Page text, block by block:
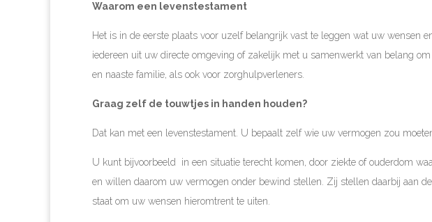
Waarom een levenstestament
Het is in de eerste plaats voor uzelf belangrijk vast te leggen wat uw wensen
iedereen uit uw directe omgeving of zakelijk met u samenwerkt van belang
en naaste familie, als ook voor zorghulpverleners.
Graag zelf de touwtjes in handen houden?
Dat kan met een levenstestament. U bepaalt zelf wie uw vermogen zou
U kunt bijvoorbeeld in een situatie terecht komen, door ziekte of ouderdom
en willen daarom uw vermogen onder bewind stellen. Zij stellen daarbij aan
staat om uw wensen hieromtrent te uiten.